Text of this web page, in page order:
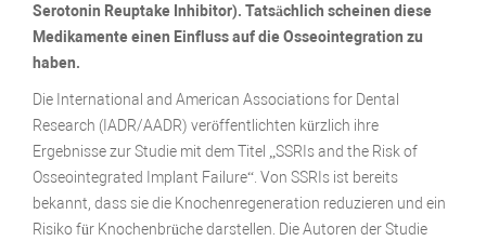
Serotonin Reuptake Inhibitor). Tatsächlich scheinen diese
Medikamente einen Einfluss auf die Osseointegration zu
haben.
Die International and American Associations for Dental
Research (IADR/AADR) veröffentlichten kürzlich ihre
Ergebnisse zur Studie mit dem Titel „SSRIs and the Risk of
Osseointegrated Implant Failure“. Von SSRIs ist bereits
bekannt, dass sie die Knochenregeneration reduzieren und ein
Risiko für Knochenbrüche darstellen. Die Autoren der Studie